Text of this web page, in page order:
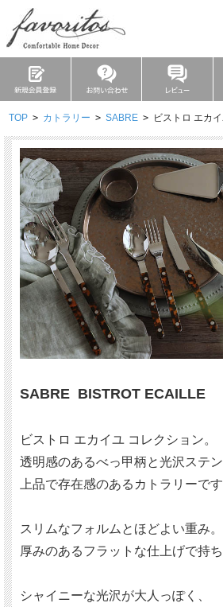
TOP > カトラリー > SABRE > ビストロ エカ
SABRE BISTROT ECAILLE
ビストロ エカイユ コレクション。
透明感のあるべっ甲柄と光沢ステン
上品で存在感のあるカトラリーです
スリムなフォルムとほどよい重み。
厚みのあるフラットな仕上げで持
シャイニーな光沢が大人っぽく、